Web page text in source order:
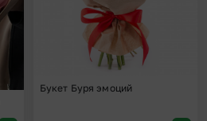
Букет Буря эмоций